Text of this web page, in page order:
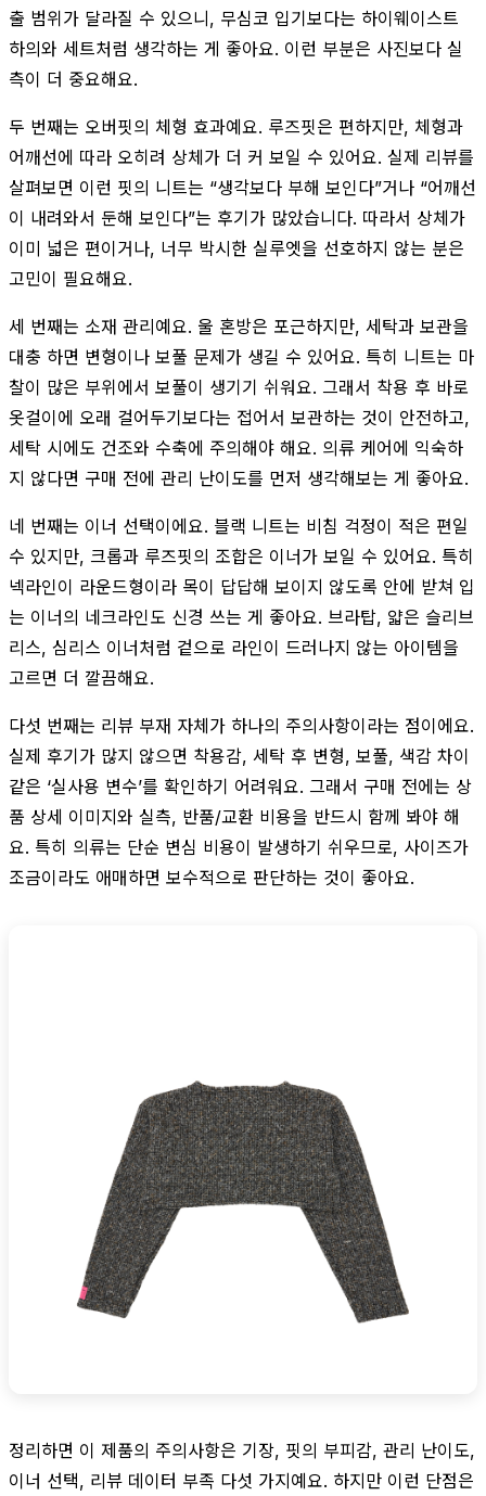
출 범위가 달라질 수 있으니, 무심코 입기보다는 하이웨이스트
하의와 세트처럼 생각하는 게 좋아요. 이런 부분은 사진보다 실
측이 더 중요해요.
두 번째는 오버핏의 체형 효과예요. 루즈핏은 편하지만, 체형과
어깨선에 따라 오히려 상체가 더 커 보일 수 있어요. 실제 리뷰를
살펴보면 이런 핏의 니트는 “생각보다 부해 보인다”거나 “어깨선
이 내려와서 둔해 보인다”는 후기가 많았습니다. 따라서 상체가
이미 넓은 편이거나, 너무 박시한 실루엣을 선호하지 않는 분은
고민이 필요해요.
세 번째는 소재 관리예요. 울 혼방은 포근하지만, 세탁과 보관을
대충 하면 변형이나 보풀 문제가 생길 수 있어요. 특히 니트는 마
찰이 많은 부위에서 보풀이 생기기 쉬워요. 그래서 착용 후 바로
옷걸이에 오래 걸어두기보다는 접어서 보관하는 것이 안전하고,
세탁 시에도 건조와 수축에 주의해야 해요. 의류 케어에 익숙하
지 않다면 구매 전에 관리 난이도를 먼저 생각해보는 게 좋아요.
네 번째는 이너 선택이에요. 블랙 니트는 비침 걱정이 적은 편일
수 있지만, 크롭과 루즈핏의 조합은 이너가 보일 수 있어요. 특히
넥라인이 라운드형이라 목이 답답해 보이지 않도록 안에 받쳐 입
는 이너의 네크라인도 신경 쓰는 게 좋아요. 브라탑, 얇은 슬리브
리스, 심리스 이너처럼 겉으로 라인이 드러나지 않는 아이템을
고르면 더 깔끔해요.
다섯 번째는 리뷰 부재 자체가 하나의 주의사항이라는 점이에요.
실제 후기가 많지 않으면 착용감, 세탁 후 변형, 보풀, 색감 차이
같은 ‘실사용 변수’를 확인하기 어려워요. 그래서 구매 전에는 상
품 상세 이미지와 실측, 반품/교환 비용을 반드시 함께 봐야 해
요. 특히 의류는 단순 변심 비용이 발생하기 쉬우므로, 사이즈가
조금이라도 애매하면 보수적으로 판단하는 것이 좋아요.
정리하면 이 제품의 주의사항은 기장, 핏의 부피감, 관리 난이도,
이너 선택, 리뷰 데이터 부족 다섯 가지예요. 하지만 이런 단점은